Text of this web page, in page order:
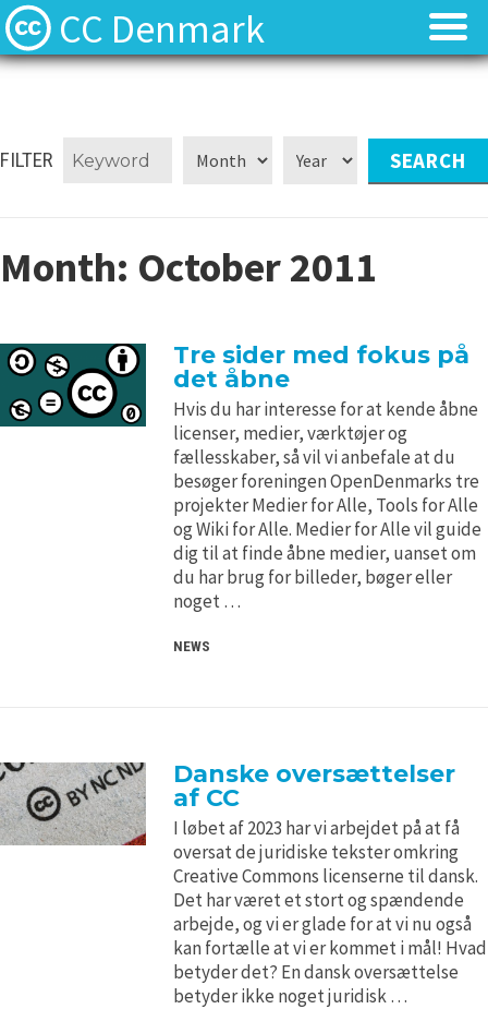
CC Denmark
Hvad er Creative Commons?
Kontakt
Materialer
Kilder
H5P and Creative Commons
Hvad er Creative Commons?
Kontakt
Materialer
Kilder
H5P and Creative Commons
FILTER
Month: October 2011
Tre sider med fokus på
det åbne
Hvis du har interesse for at kende åbne
licenser, medier, værktøjer og
fællesskaber, så vil vi anbefale at du
besøger foreningen OpenDenmarks tre
projekter Medier for Alle, Tools for Alle
og Wiki for Alle. Medier for Alle vil guide
dig til at finde åbne medier, uanset om
du har brug for billeder, bøger eller
noget …
NEWS
Danske oversættelser
af CC
I løbet af 2023 har vi arbejdet på at få
oversat de juridiske tekster omkring
Creative Commons licenserne til dansk.
Det har været et stort og spændende
arbejde, og vi er glade for at vi nu også
kan fortælle at vi er kommet i mål! Hvad
betyder det? En dansk oversættelse
betyder ikke noget juridisk …